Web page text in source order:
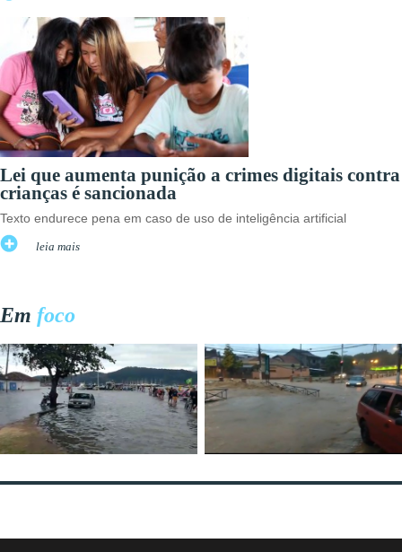
Lei que aumenta punição a crimes digitais contra
crianças é sancionada
Texto endurece pena em caso de uso de inteligência artificial
leia mais
Em foco